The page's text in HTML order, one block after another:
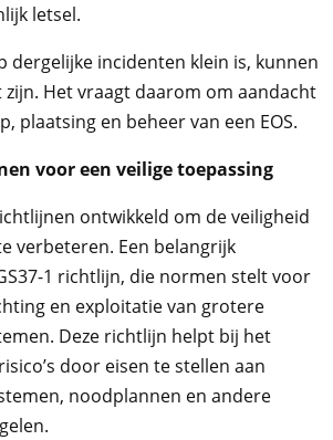
letsel.
dergelijke incidenten klein is, kunnen
zijn. Het vraagt daarom om aandacht
plaatsing en beheer van een EOS.
voor een veilige toepassing
ontwikkeld om de veiligheid
verbeteren. Een belangrijk
1 richtlijn, die normen stelt voor
en exploitatie van grotere
Deze richtlijn helpt bij het
door eisen te stellen aan
noodplannen en andere